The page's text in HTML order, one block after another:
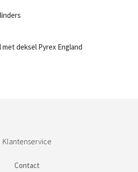
Klantenservice
Contact